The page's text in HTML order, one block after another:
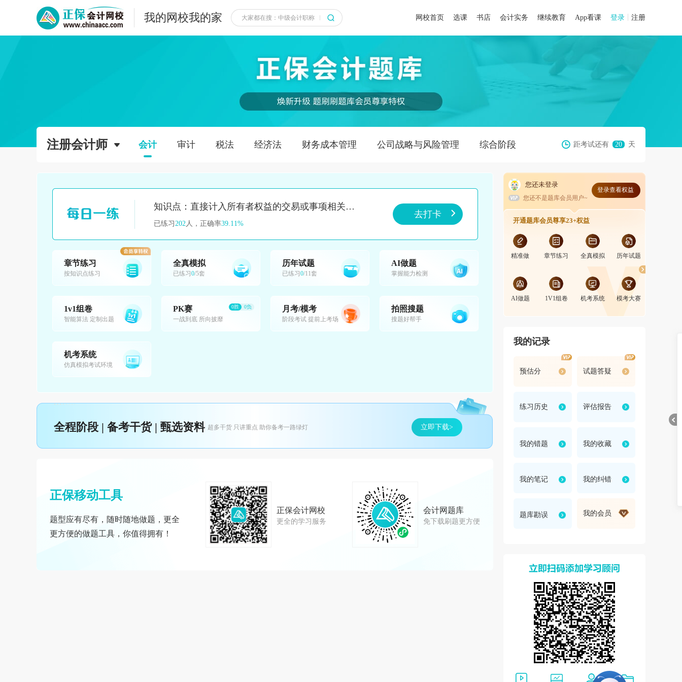
我的网校我的家 网校首页 选课 书店 会计实务 继续教育 App看课 登录 注册
注册会计师 会计 审计 税法 经济法 财务成本管理 公司战略与风险管理 综合阶段 距考试还有 20 天
知识点：直接计入所有者权益的交易或事项相关的所得税/直接计入所有者权益的交易或事项相关的所得税/直接计入所有者权益的交易或事项相关的所得税
已练习 202 人，正确率39.11%
去打卡
章节练习
按知识点练习
全真模拟
已练习 0/5套
历年试题
已练习 0/11套
AI做题
掌握能力检测
1v1组卷
智能算法 定制出题
PK赛
一战到底 所向披靡
0胜 0负 月考/模考
阶段考试 提前上考场
拍照搜题
搜题好帮手
机考系统
仿真模拟考试环境
全程阶段 | 备考干货 | 甄选资料 超多干货 只讲重点 助你备考一路绿灯 立即下载>
正保移动工具
题型应有尽有，随时随地做题，更全
更方便的做题工具，你值得拥有！
正保会计网校
更全的学习服务
会计网题库
免下载刷题更方便
您还未登录
您还不是题库会员用户~
登录查看权益
开通题库会员尊享23+权益
精准做 章节练习 全真模拟 历年试题
AI做题 1V1组卷 机考系统 模考大赛
我的记录
预估分 试题答疑
练习历史 评估报告
我的错题 我的收藏
我的笔记 我的纠错
题库勘误 我的会员